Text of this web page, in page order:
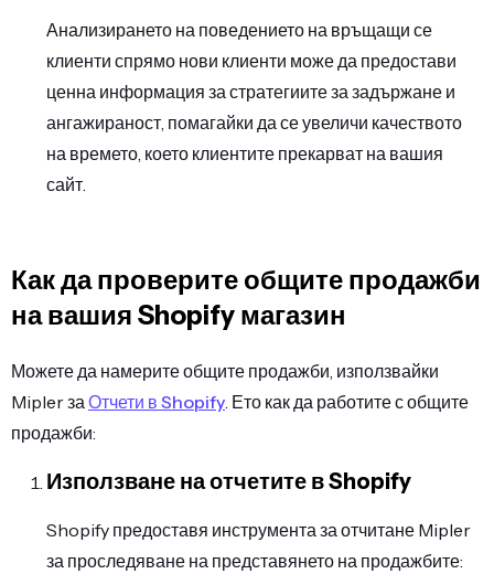
Анализирането на поведението на връщащи се
клиенти спрямо нови клиенти може да предостави
ценна информация за стратегиите за задържане и
ангажираност, помагайки да се увеличи качеството
на времето, което клиентите прекарват на вашия
сайт.
Как да проверите общите продажби
на вашия Shopify магазин
Можете да намерите общите продажби, използвайки
Mipler заОтчети в Shopify. Ето как да работите с общите
продажби:
Използване на отчетите в Shopify
Shopify предоставя инструмента за отчитане Mipler
за проследяване на представянето на продажбите: